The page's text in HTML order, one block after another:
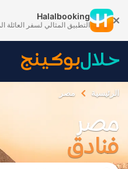
Halalbooking
التطبيق المثالي لسفر العائلة
الرئيسية مصر
مصر
فنادق